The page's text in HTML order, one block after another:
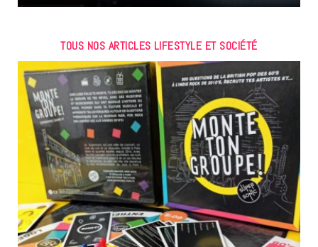
TOUS NOS ARTICLES LIFESTYLE ET SOCIÉTÉ